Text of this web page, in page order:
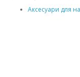
Аксесуари для